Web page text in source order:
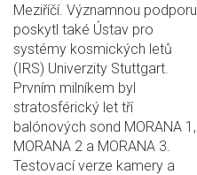
Meziříčí. Významnou podporu
poskytl také Ústav pro
systémy kosmických letů
(IRS) Univerzity Stuttgart.
Prvním milníkem byl
stratosférický let tří
balónových sond MORANA 1,
MORANA 2 a MORANA 3.
Testovací verze kamery a